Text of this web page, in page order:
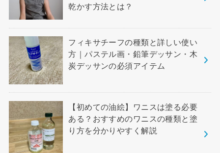
乾かす方法とは？
フィキサチーフの種類と詳しい使い
方｜パステル画・鉛筆デッサン・木
炭デッサンの必須アイテム
【初めての油絵】ワニスは塗る必要
ある？おすすめのワニスの種類と塗
り方を分かりやすく解説